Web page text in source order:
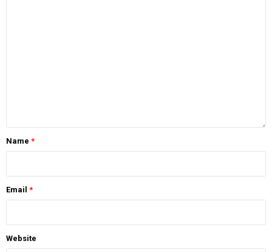
Name *
Email *
Website